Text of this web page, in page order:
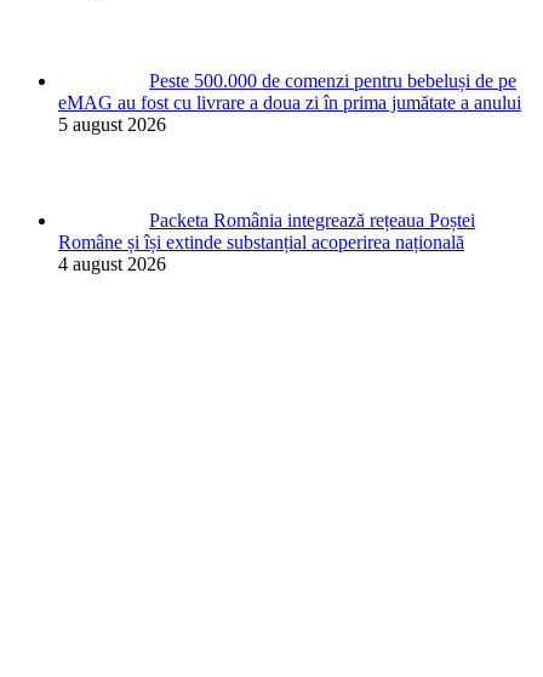
Peste 500.000 de comenzi pentru bebeluși de pe
eMAG au fost cu livrare a doua zi în prima jumătate a anului
5 august 2026
Packeta România integrează rețeaua Poștei
Române și își extinde substanțial acoperirea națională
4 august 2026